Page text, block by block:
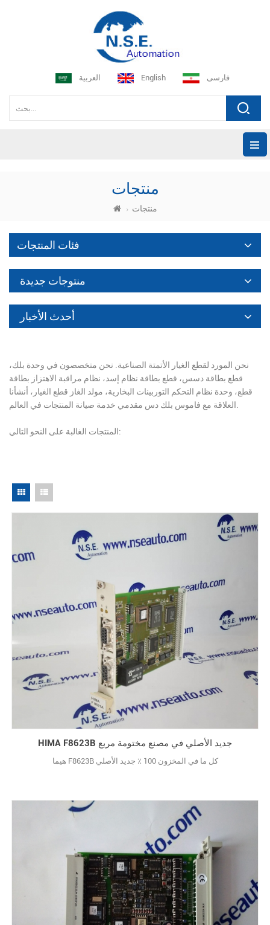
العربية English فارسی
منتجات
منتجات
فئات المنتجات
منتوجات جديدة
أحدث الأخبار
نحن المورد لقطع الغيار الأتمتة الصناعية. نحن متخصصون في وحدة بلك،
قطع بطاقة دسس، قطع بطاقة نظام إسد، نظام مراقبة الاهتزاز بطاقة
قطع، وحدة نظام التحكم التوربينات البخارية، مولد الغاز قطع الغيار، أنشأنا
المنتجات الغالبة على النحو التالي:
HIMA F8623B جديد الأصلي في مصنع مختومة مربع
هيما F8623B كل ما في المخزون 100 ٪ جديد الأصلي